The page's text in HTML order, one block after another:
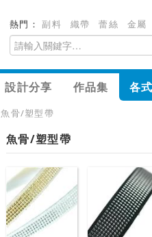
熱門：副料 織帶 蕾絲 金屬
設計分享 作品集 各
魚骨/塑型帶
魚骨/塑型帶